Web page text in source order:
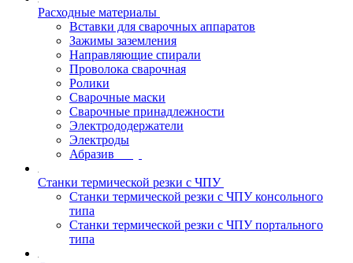
Расходные материалы
Вставки для сварочных аппаратов
Зажимы заземления
Направляющие спирали
Проволока сварочная
Ролики
Сварочные маски
Сварочные принадлежности
Электрододержатели
Электроды
Абразив
Станки термической резки с ЧПУ
Станки термической резки с ЧПУ консольного
типа
Станки термической резки с ЧПУ портального
типа